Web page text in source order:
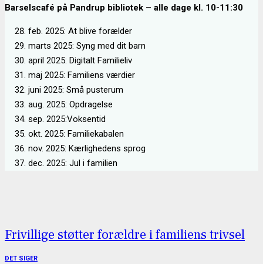
Barselscafé på Pandrup bibliotek – alle dage kl. 10-11:30
feb. 2025: At blive forælder
marts 2025: Syng med dit barn
april 2025: Digitalt Familieliv
maj 2025: Familiens værdier
juni 2025: Små pusterum
aug. 2025: Opdragelse
sep. 2025:Voksentid
okt. 2025: Familiekabalen
nov. 2025: Kærlighedens sprog
dec. 2025: Jul i familien
Frivillige støtter forældre i familiens trivsel
DET SIGER